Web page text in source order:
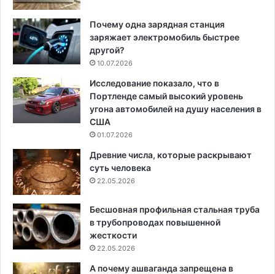
Почему одна зарядная станция
заряжает электромобиль быстрее
другой?
10.07.2026
Исследование показало, что в
Портленде самый высокий уровень
угона автомобилей на душу населения в
США
01.07.2026
Древние числа, которые раскрывают
суть человека
22.05.2026
Бесшовная профильная стальная труба
в трубопроводах повышенной
жесткости
22.05.2026
А почему ашваганда запрещена в